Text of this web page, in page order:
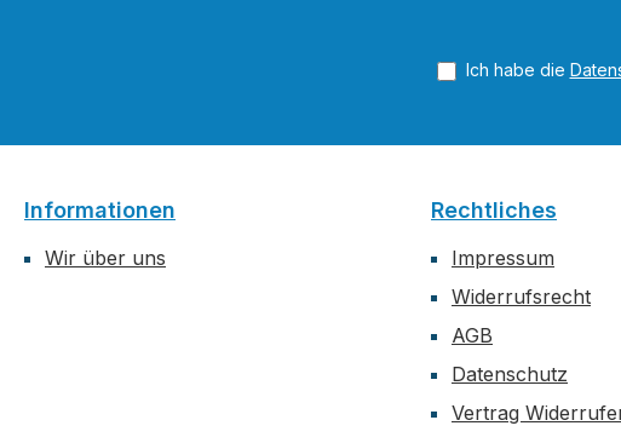
Ich habe die
Informationen
Wir über uns
Rechtliches
Impressum
Widerrufsrecht
AGB
Datenschutz
Vertrag